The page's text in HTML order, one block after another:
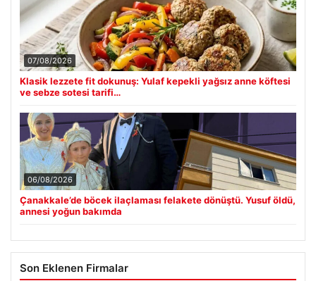
07/08/2026
Klasik lezzete fit dokunuş: Yulaf kepekli yağsız anne köftesi
ve sebze sotesi tarifi…
06/08/2026
Çanakkale’de böcek ilaçlaması felakete dönüştü. Yusuf öldü,
annesi yoğun bakımda
Son Eklenen Firmalar